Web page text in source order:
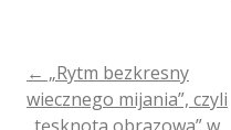
POST
← „Rytm bezkresny
wiecznego mijania”, czyli